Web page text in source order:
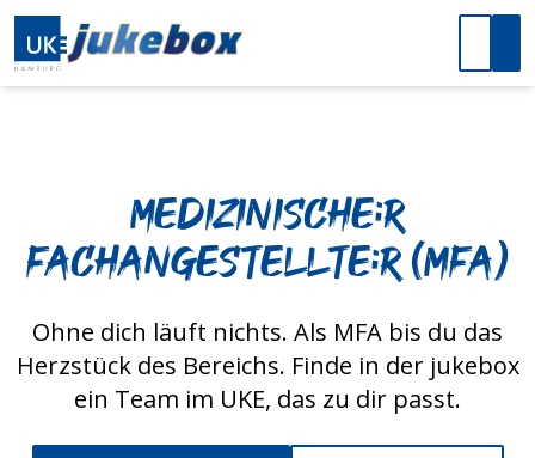
Medizinische:r
Fachangestellte:r (MFA)
Ohne dich läuft nichts. Als MFA bis du das
Herzstück des Bereichs. Finde in der jukebox
ein Team im UKE, das zu dir passt.